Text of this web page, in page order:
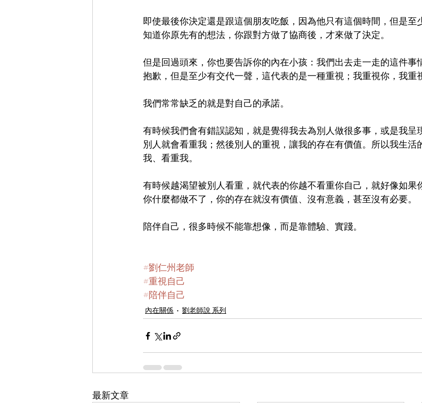
即使最後你決定還是跟這個朋友吃飯，因為他只有這個時間，但是至
知道你原先有的想法，你跟對方做了協商後，才來做了決定。
但是回過頭來，你也要告訴你的內在小孩：我們出去走一走的這件事
抱歉，但是至少有交代一聲，這代表的是一種重視；我重視你，我重
我們常常缺乏的就是對自己的承諾。
有時候我們會有錯誤認知，就是覺得我去為別人做很多事，或是我呈
別人就會看重我；然後別人的重視，讓我的存在有價值。所以我生活
我、看重我。
有時候越渴望被別人看重，就代表的你越不看重你自己，就好像如果
你什麼都做不了，你的存在就沒有價值、沒有意義，甚至沒有必要。
陪伴自己，很多時候不能靠想像，而是靠體驗、實踐。
#劉仁州老師
#重視自己
#陪伴自己
內在關係 劉老師說 系列
最新文章